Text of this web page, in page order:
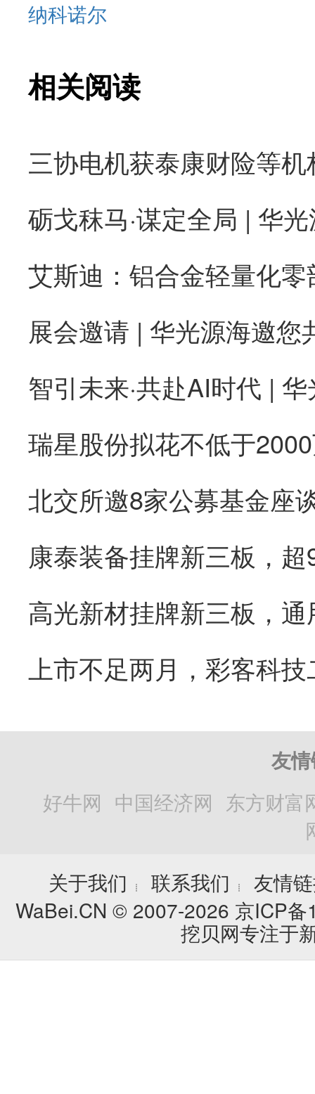
纳科诺尔
相关阅读
砺戈秣马·谋定全局 | 华
康泰装备挂牌新三板，
友
好牛网 中国经济网 东方财富
关于我们
┊ 联系我们 ┊
友情
WaBei.CN © 2007-2026 京ICP
挖贝网专注于